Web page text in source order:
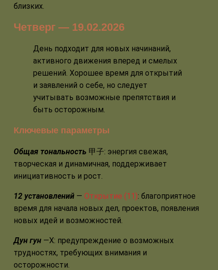
близких.
Четверг — 19.02.2026
День подходит для новых начинаний,
активного движения вперед и смелых
решений. Хорошее время для открытий
и заявлений о себе, но следует
учитывать возможные препятствия и
быть осторожным.
Ключевые параметры
Общая тональность 甲子: энергия свежая,
творческая и динамичная, поддерживает
инициативность и рост.
12 установлений — Открытие (11): благоприятное
время для начала новых дел, проектов, появления
новых идей и возможностей.
Дун гун —Х: предупреждение о возможных
трудностях, требующих внимания и
осторожности.